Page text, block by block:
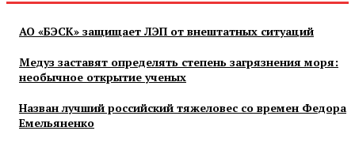
АО «БЭСК» защищает ЛЭП от внештатных ситуаций
Медуз заставят определять степень загрязнения моря:
необычное открытие ученых
Назван лучший российский тяжеловес со времен Федора
Емельяненко